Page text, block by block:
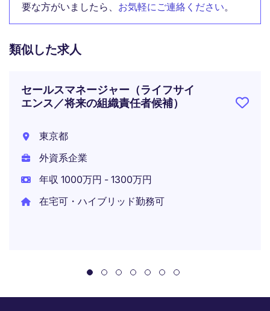
要な方がいましたら、 お気軽にご連絡ください。
類似した求人
セールスマネージャー（ライフサイ
エンス／将来の組織責任者候補）
東京都
外資系企業
年収 1000万円 - 1300万円
在宅可・ハイブリッド勤務可